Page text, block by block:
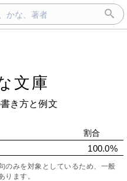
文庫
き方と例文
割合
100.0%
のみを対象としているため、一般
ります。